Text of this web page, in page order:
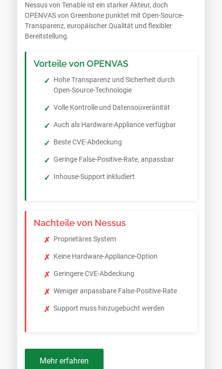
Nessus von Tenable ist ein starker Akteur, doch
OPENVAS von Greenbone punktet mit Open-Source-
Transparenz, europäischer Qualität und flexibler
Bereitstellung.
Vorteile von OPENVAS
Hohe Transparenz und Sicherheit durch
Open-Source-Technologie
Volle Kontrolle und Datensouveränität
Auch als Hardware-Appliance verfügbar
Beste CVE-Abdeckung
Geringe False-Positive-Rate, anpassbar
Inhouse-Support inkludiert
Nachteile von Nessus
Proprietäres System
Keine Hardware-Appliance-Option
Geringere CVE-Abdeckung
Weniger anpassbare False-Positive-Rate
Support muss hinzugebucht werden
Mehr erfahren